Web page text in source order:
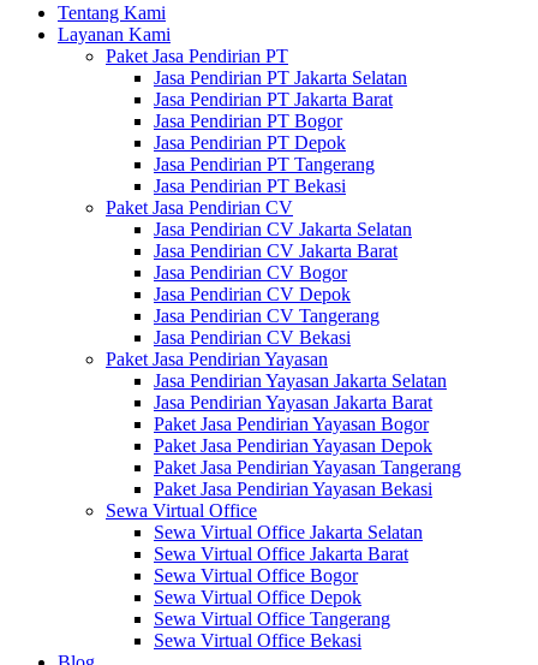
Tentang Kami
Layanan Kami
Paket Jasa Pendirian PT
Jasa Pendirian PT Jakarta Selatan
Jasa Pendirian PT Jakarta Barat
Jasa Pendirian PT Bogor
Jasa Pendirian PT Depok
Jasa Pendirian PT Tangerang
Jasa Pendirian PT Bekasi
Paket Jasa Pendirian CV
Jasa Pendirian CV Jakarta Selatan
Jasa Pendirian CV Jakarta Barat
Jasa Pendirian CV Bogor
Jasa Pendirian CV Depok
Jasa Pendirian CV Tangerang
Jasa Pendirian CV Bekasi
Paket Jasa Pendirian Yayasan
Jasa Pendirian Yayasan Jakarta Selatan
Jasa Pendirian Yayasan Jakarta Barat
Paket Jasa Pendirian Yayasan Bogor
Paket Jasa Pendirian Yayasan Depok
Paket Jasa Pendirian Yayasan Tangerang
Paket Jasa Pendirian Yayasan Bekasi
Sewa Virtual Office
Sewa Virtual Office Jakarta Selatan
Sewa Virtual Office Jakarta Barat
Sewa Virtual Office Bogor
Sewa Virtual Office Depok
Sewa Virtual Office Tangerang
Sewa Virtual Office Bekasi